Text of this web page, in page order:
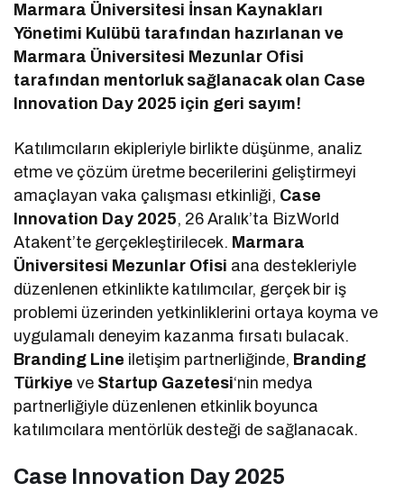
Marmara Üniversitesi İnsan Kaynakları
Yönetimi Kulübü tarafından hazırlanan ve
Marmara Üniversitesi Mezunlar Ofisi
tarafından mentorluk sağlanacak olan Case
Innovation Day 2025 için geri sayım!
Katılımcıların ekipleriyle birlikte düşünme, analiz
etme ve çözüm üretme becerilerini geliştirmeyi
amaçlayan vaka çalışması etkinliği, Case
Innovation Day 2025, 26 Aralık’ta BizWorld
Atakent’te gerçekleştirilecek. Marmara
Üniversitesi Mezunlar Ofisi ana destekleriyle
düzenlenen etkinlikte katılımcılar, gerçek bir iş
problemi üzerinden yetkinliklerini ortaya koyma ve
uygulamalı deneyim kazanma fırsatı bulacak.
Branding Line iletişim partnerliğinde, Branding
Türkiyeve Startup Gazetesi‘nin medya
partnerliğiyle düzenlenen etkinlik boyunca
katılımcılara mentörlük desteği de sağlanacak.
Case Innovation Day 2025